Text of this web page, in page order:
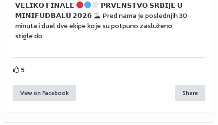
𝗩𝗘𝗟𝗜𝗞𝗢 𝗙𝗜𝗡𝗔𝗟𝗘
𝗣𝗥𝗩𝗘𝗡𝗦𝗧𝗩𝗢 𝗦𝗥𝗕𝗜𝗝𝗘 𝗨
𝗠𝗜𝗡𝗜𝗙𝗨𝗗𝗕𝗔𝗟𝗨 𝟮𝟬𝟮𝟲
Pred nama je poslednjih 30
minuta i duel dve ekipe koje su potpuno zasluženo
stigle do
5
View on Facebook Share